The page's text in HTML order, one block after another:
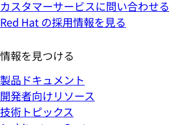
カスタマーサービスに問い合わせる
Red Hat の採用情報を見る
情報を見つける
製品ドキュメント
開発者向けリソース
技術トピックス